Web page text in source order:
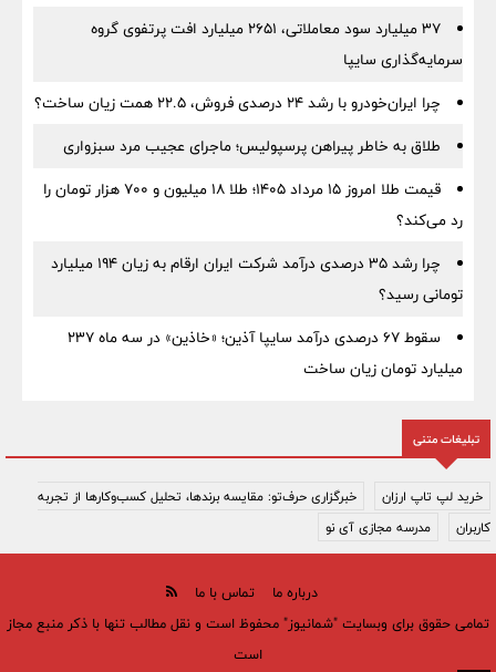
۳۷ میلیارد سود معاملاتی، ۲۶۵۱ میلیارد افت پرتفوی گروه
سرمایه‌گذاری سایپا
چرا ایران‌خودرو با رشد ۲۴ درصدی فروش، ۲۲.۵ همت زیان ساخت؟
طلاق به خاطر پیراهن پرسپولیس؛ ماجرای عجیب مرد سبزواری
قیمت طلا امروز ۱۵ مرداد ۱۴۰۵؛ طلا ۱۸ میلیون و ۷۰۰ هزار تومان را
رد می‌کند؟
چرا رشد ۳۵ درصدی درآمد شرکت ایران ارقام به زیان ۱۹۴ میلیارد
تومانی رسید؟
سقوط ۶۷ درصدی درآمد سایپا آذین؛ «خاذین» در سه ماه ۲۳۷
میلیارد تومان زیان ساخت
تبلیغات متنی
خرید لپ تاپ ارزان
خبرگزاری حرف‌تو: مقایسه برندها، تحلیل کسب‌وکارها از تجربه
کاربران
مدرسه مجازی آی نو
درباره ما
تماس با ما
تمامی حقوق برای وبسایت "شمانیوز" محفوظ است و نقل مطالب تنها با ذکر منبع مجاز
است